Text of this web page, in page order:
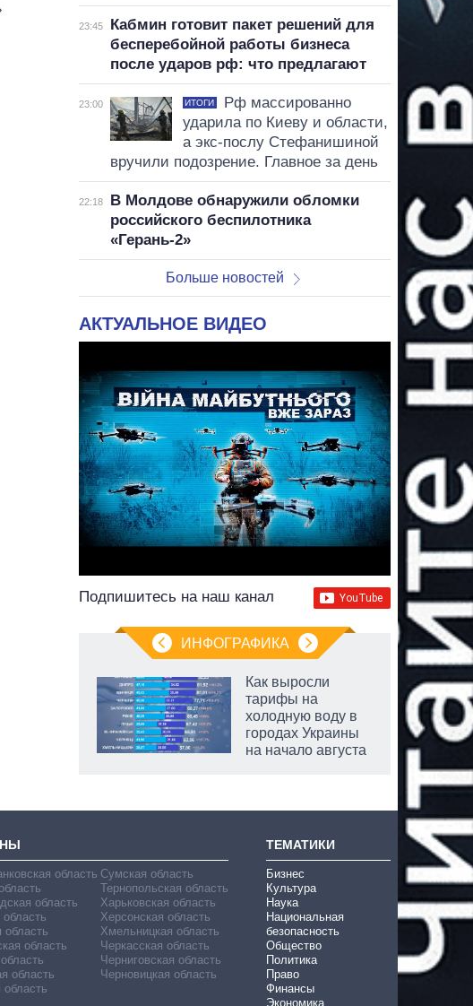
23:45
Кабмин готовит пакет решений для
бесперебойной работы бизнеса
после ударов рф: что предлагают
23:00 ИТОГИ
Рф массированно
ударила по Киеву и области,
а экс-послу Стефанишиной
вручили подозрение. Главное за день
22:18
В Молдове обнаружили обломки
российского беспилотника
«Герань-2»
Больше новостей
АКТУАЛЬНОЕ ВИДЕО
Подпишитесь на наш канал
ИНФОГРАФИКА
Как выросли
тарифы на
холодную воду в
городах Украины
на начало августа
область
область
область
область
область
область
область
Сумская область
Тернопольская область
Харьковская область
Херсонская область
Хмельницкая область
Черкасская область
Черниговская область
Черновицкая область
ТЕМАТИКИ
Бизнес
Культура
Наука
Национальная
безопасность
Общество
Политика
Право
Финансы
Экономика